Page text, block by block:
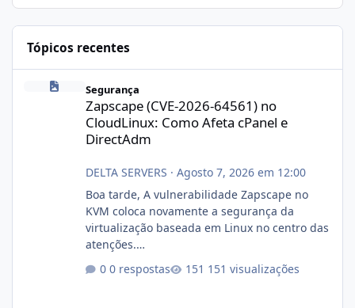
Tópicos recentes
Zapscape (CVE-2026-64561) no CloudLinux: Como Afeta cPanel
Segurança
Zapscape (CVE-2026-64561) no
CloudLinux: Como Afeta cPanel e
DirectAdm
DELTA SERVERS · Agosto 7, 2026 em 12:00
Boa tarde, A vulnerabilidade Zapscape no
KVM coloca novamente a segurança da
virtualização baseada em Linux no centro das
atenções.
https://cloudlinux.statuspage.io/incidents/dlr
xjx23zz5f Criamos uma breve explicação:
0 respostas 151 visualizações